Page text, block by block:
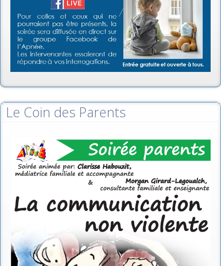
Le Coin des Parents